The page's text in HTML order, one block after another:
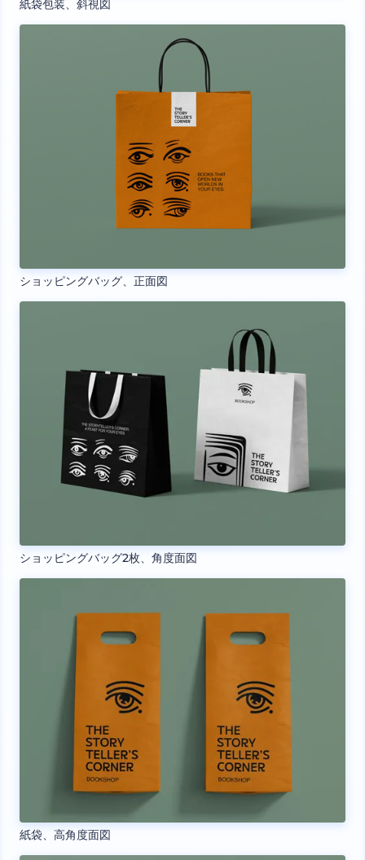
紙袋包装、斜視図
ショッピングバッグ、正面図
ショッピングバッグ2枚、角度面図
紙袋、高角度面図